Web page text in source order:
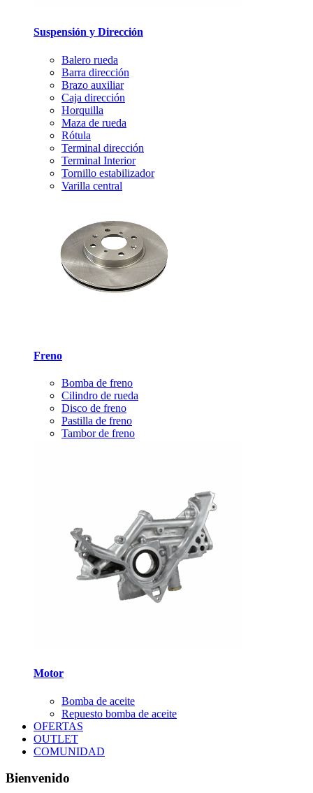
Suspensión y Dirección
Balero rueda
Barra dirección
Brazo auxiliar
Caja dirección
Horquilla
Maza de rueda
Rótula
Terminal dirección
Terminal Interior
Tornillo estabilizador
Varilla central
Freno
Bomba de freno
Cilindro de rueda
Disco de freno
Pastilla de freno
Tambor de freno
Motor
Bomba de aceite
Repuesto bomba de aceite
OFERTAS
OUTLET
COMUNIDAD
Bienvenido